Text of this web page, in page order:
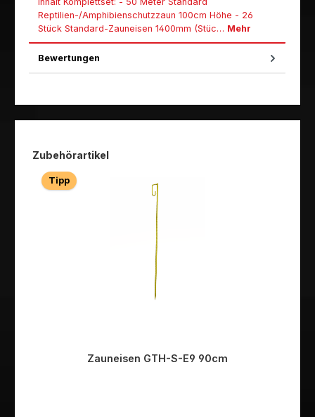
Reptilien-/Amphibienschutzzaun 100cm Höhe - 26
Stück Standard-Zauneisen 1400mm (Stüc… Mehr
Bewertungen
Produktgalerie überspringen
Zubehörartikel
Tipp
Zauneisen GTH-S-E9 90cm